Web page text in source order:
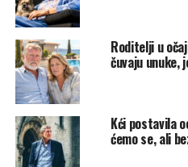
Roditelji u
čuvaju unuke,
Kći postavila
ćemo se, ali